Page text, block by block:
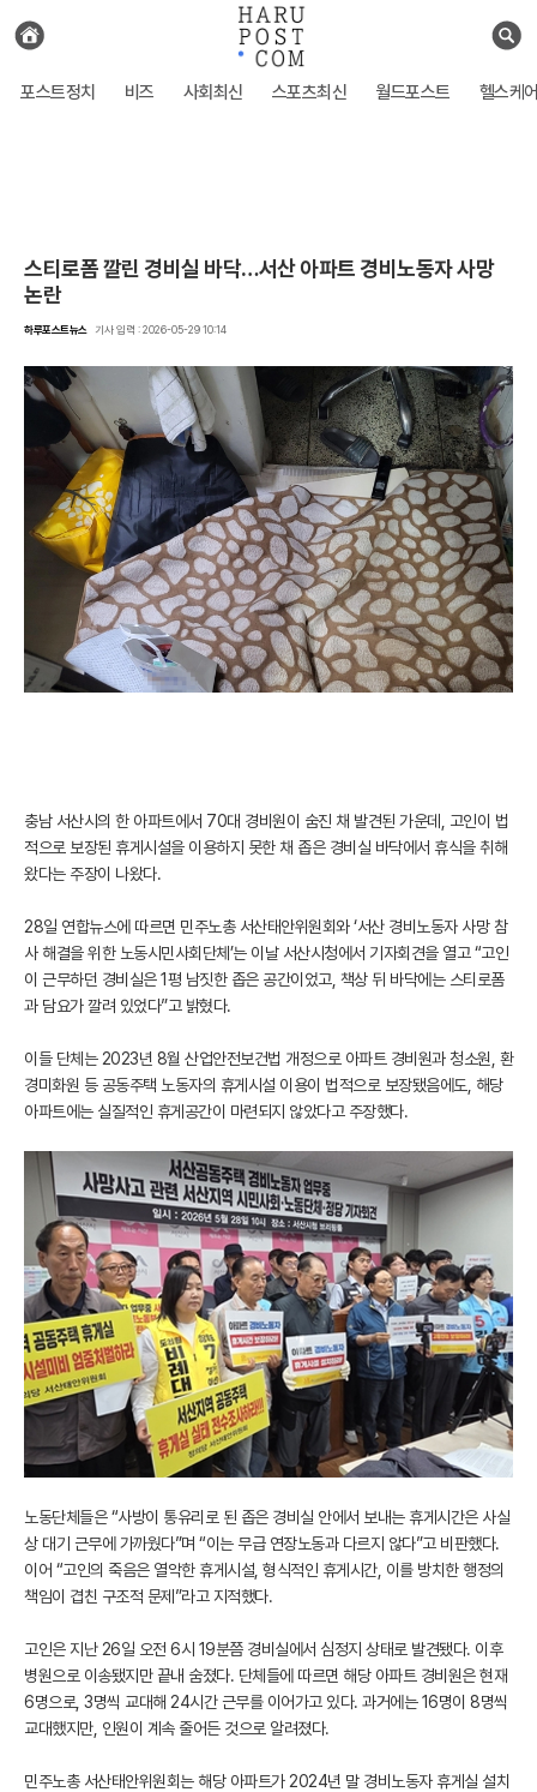
검
전
체
사
보
포스트정치 비즈 사회최신 스포츠최신 월드포스트 헬스케
스티로폼 깔린 경비실 바닥…서산 아파트 경비노동자 사망
논란
하루포스트뉴스 기사 입력 : 2026-05-29 10:14
충남 서산시의 한 아파트에서 70대 경비원이 숨진 채 발견된 가운데, 고인이 법
적으로 보장된 휴게시설을 이용하지 못한 채 좁은 경비실 바닥에서 휴식을 취해
왔다는 주장이 나왔다.
28일 연합뉴스에 따르면 민주노총 서산태안위원회와 ‘서산 경비노동자 사망 참
사 해결을 위한 노동시민사회단체’는 이날 서산시청에서 기자회견을 열고 “고인
이 근무하던 경비실은 1평 남짓한 좁은 공간이었고, 책상 뒤 바닥에는 스티로폼
과 담요가 깔려 있었다”고 밝혔다.
이들 단체는 2023년 8월 산업안전보건법 개정으로 아파트 경비원과 청소원, 환
경미화원 등 공동주택 노동자의 휴게시설 이용이 법적으로 보장됐음에도, 해당
아파트에는 실질적인 휴게공간이 마련되지 않았다고 주장했다.
노동단체들은 “사방이 통유리로 된 좁은 경비실 안에서 보내는 휴게시간은 사실
상 대기 근무에 가까웠다”며 “이는 무급 연장노동과 다르지 않다”고 비판했다.
이어 “고인의 죽음은 열악한 휴게시설, 형식적인 휴게시간, 이를 방치한 행정의
책임이 겹친 구조적 문제”라고 지적했다.
고인은 지난 26일 오전 6시 19분쯤 경비실에서 심정지 상태로 발견됐다. 이후
병원으로 이송됐지만 끝내 숨졌다. 단체들에 따르면 해당 아파트 경비원은 현재
6명으로, 3명씩 교대해 24시간 근무를 이어가고 있다. 과거에는 16명이 8명씩
교대했지만, 인원이 계속 줄어든 것으로 알려졌다.
민주노총 서산태안위원회는 해당 아파트가 2024년 말 경비노동자 휴게실 설치